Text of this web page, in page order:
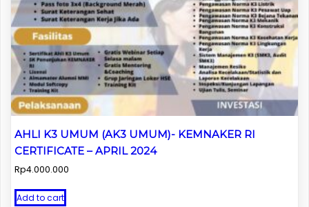
AHLI K3 UMUM (AK3 UMUM)- KEMNAKER RI
CERTIFICATE – APRIL 2024
Rp4.000.000
Add to cart